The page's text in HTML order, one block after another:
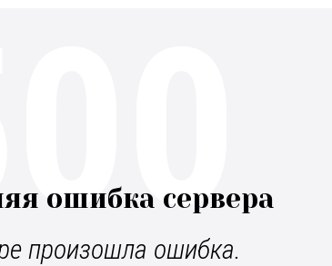
ошибка сервера
произошла ошибка.